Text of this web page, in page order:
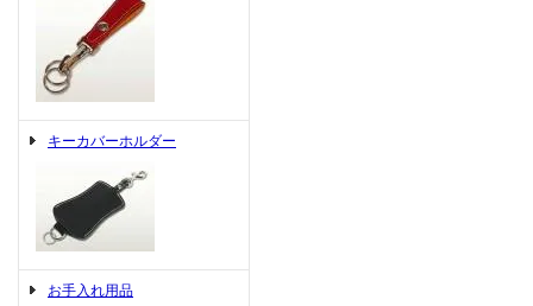
キーカバーホルダー
お手入れ用品